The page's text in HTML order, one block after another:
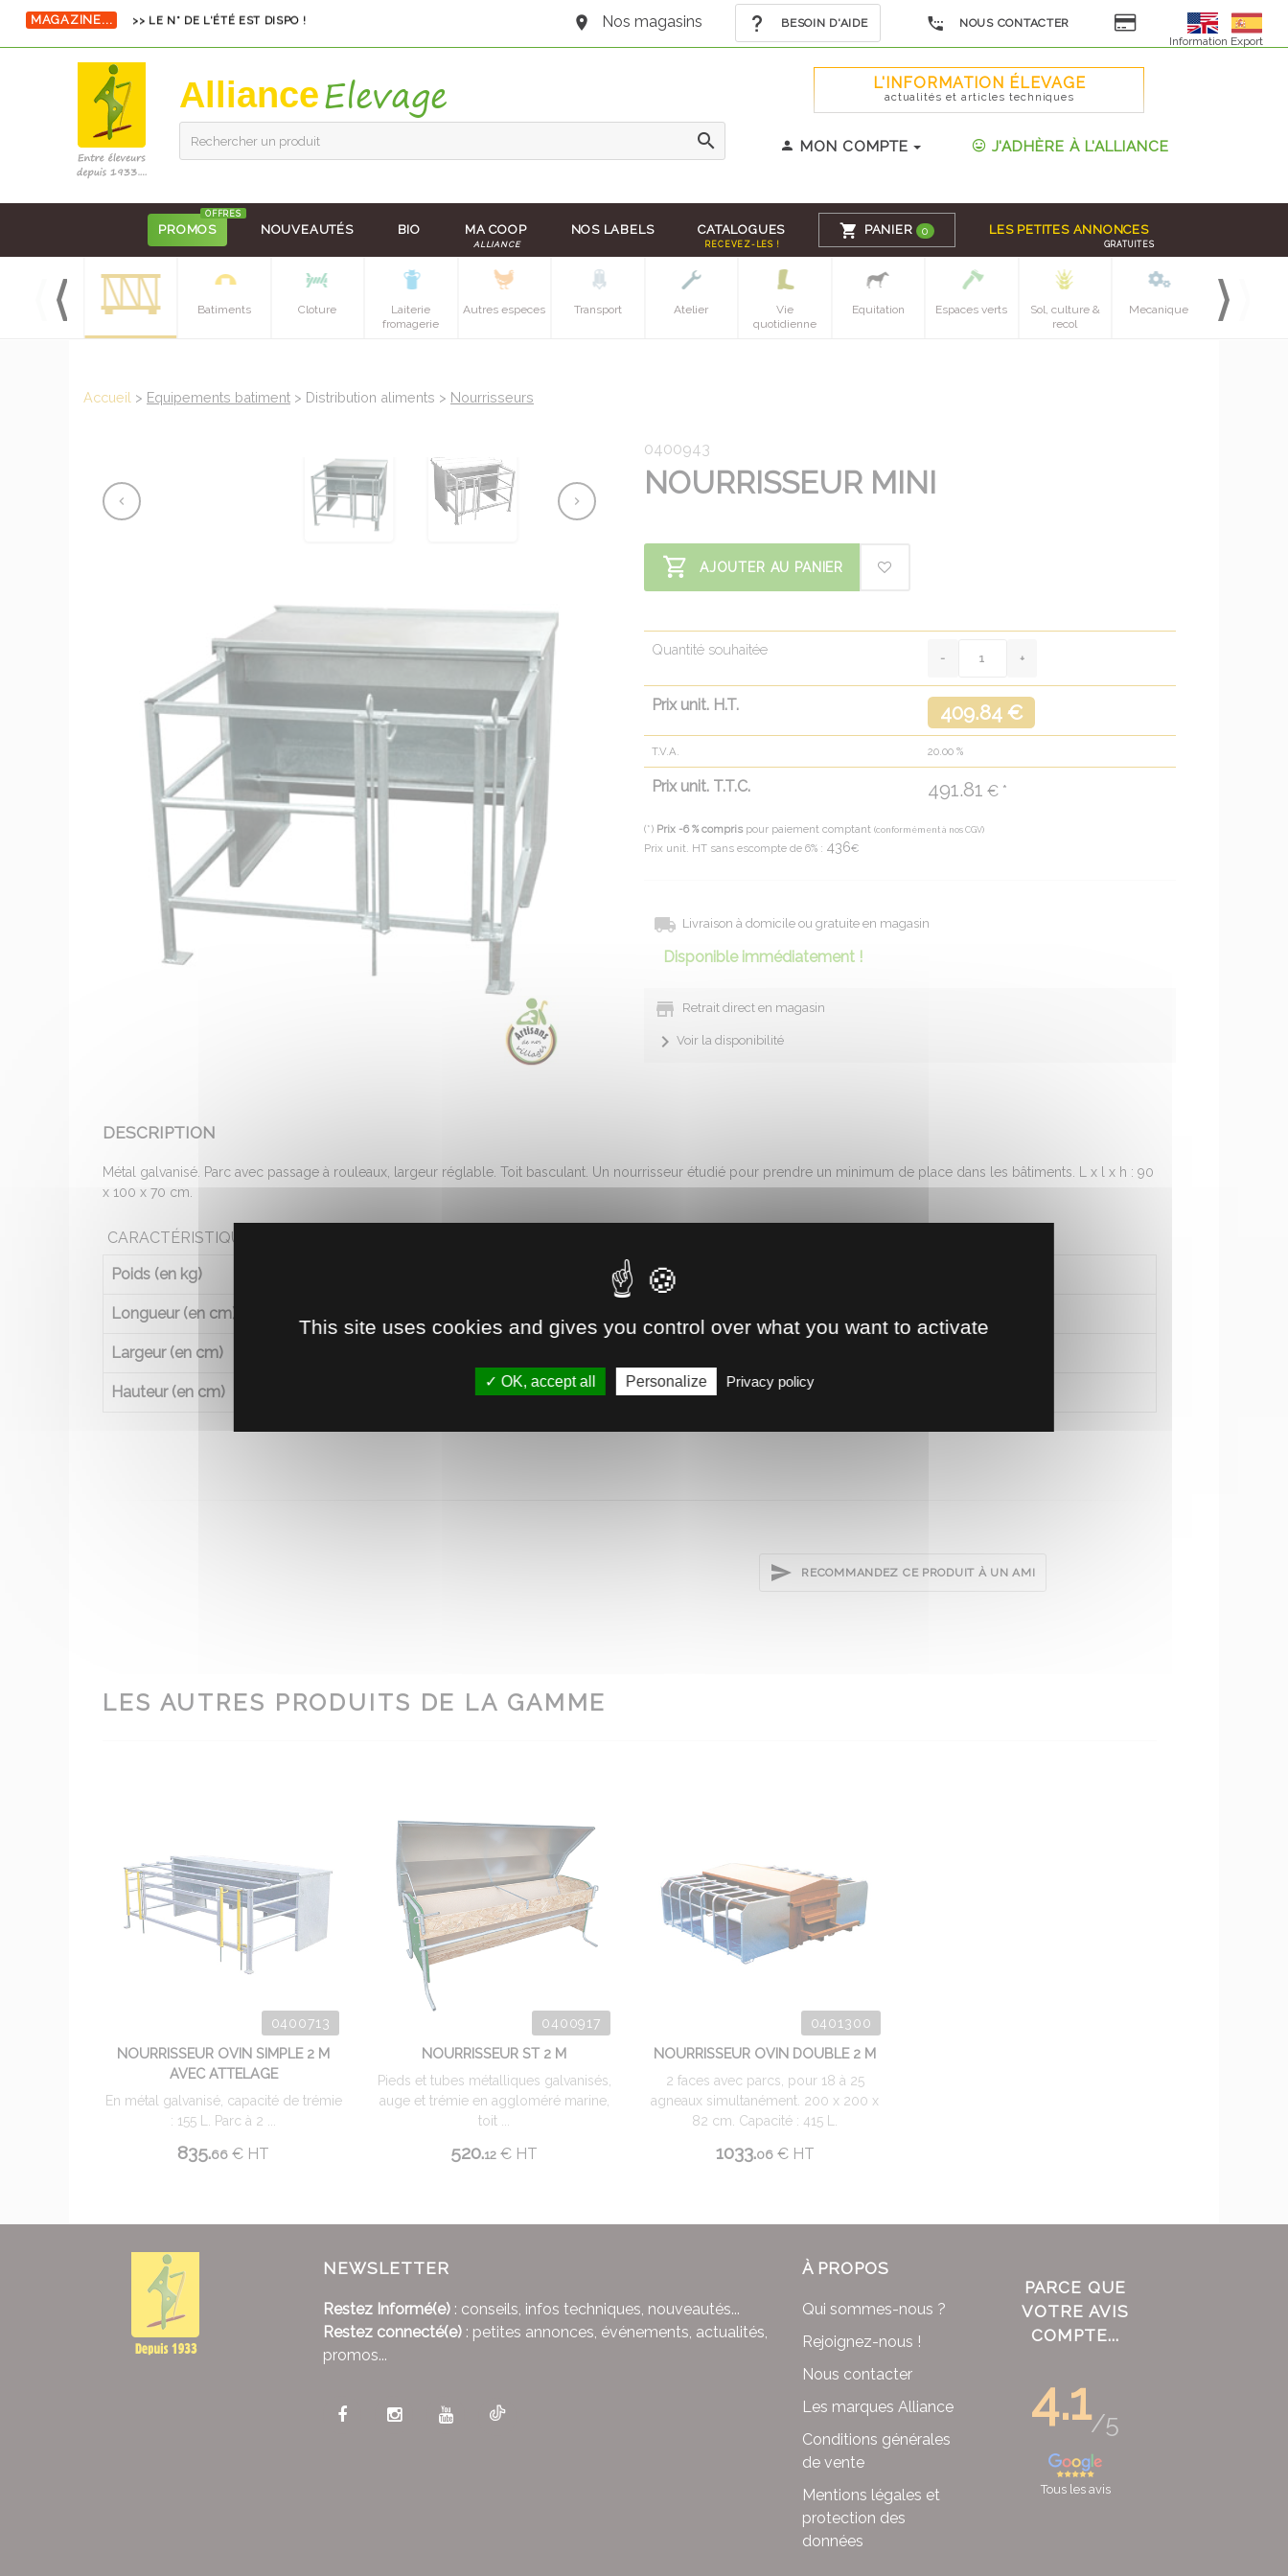
MAGAZINE... >> LE N° DE L'ÉTÉ EST DISPO ! Nos magasins BESOIN D'AIDE
NOUS CONTACTER
Information Export
Alliance
Rechercher un produit
L'INFORMATION ÉLEVAGE
actualités et articles techniques
MON COMPTE J'ADHÈRE À L'ALLIANCE
PROMOS
OFFRES
NOUVEAUTÉS BIO MA COOP
ALLIANCE
NOS LABELS CATALOGUES
RECEVEZ-LES !
PANIER 0 LES PETITES ANNONCES
GRATUITES
Hygiene et
Batiments Cloture
Laiterie
fromagerie
Autres especes Transport Atelier
Vie
quotidienne
Equitation Espaces verts
Sol, culture &
recol
Mecanique
Accueil > Equipements batiment > Distribution aliments > Nourrisseurs
0400943
NOURRISSEUR MINI
AJOUTER AU PANIER
Quantité souhaitée
Prix unit. H.T. 409.84 €
T.V.A. 20.00 %
Prix unit. T.T.C. 491.81 € *
(*) Prix -6 % compris pour paiement comptant (conformément à nos CGV)
Prix unit. HT sans escompte de 6% : 436€
Livraison à domicile ou gratuite en magasin
Disponible immédiatement !
Retrait direct en magasin
Voir la disponibilité
DESCRIPTION
Métal galvanisé. Parc avec passage à rouleaux, largeur réglable. Toit basculant. Un nourrisseur étudié pour prendre un minimum de place dans les bâtiments. L x l x h : 90
x 100 x 70 cm.
CARACTÉRISTIQUES
Poids (en kg)
Longueur (en cm)
Largeur (en cm)
Hauteur (en cm)
RECOMMANDEZ CE PRODUIT À UN AMI
LES AUTRES PRODUITS DE LA GAMME
0400713
NOURRISSEUR OVIN SIMPLE 2 M
AVEC ATTELAGE
En métal galvanisé, capacité de trémie
: 155 L. Parc à 2 ...
835.66 € HT
0400917
NOURRISSEUR ST 2 M
Pieds et tubes métalliques galvanisés,
auge et trémie en aggloméré marine,
toit ...
520.12 € HT
0401300
NOURRISSEUR OVIN DOUBLE 2 M
2 faces avec parcs, pour 18 à 25
agneaux simultanément. 200 x 200 x
82 cm. Capacité : 415 L.
1033.06 €HT
À PROPOS
Qui sommes-nous ?
Rejoignez-nous !
Nous contacter
Les marques Alliance
Conditions générales
de vente
Mentions légales et
protection des
données
PARCE QUE
VOTRE AVIS
COMPTE...
4.1/5
Tous les avis
NEWSLETTER
Restez Informé(e) : conseils, infos techniques, nouveautés...
Restez connecté(e) : petites annonces, événements, actualités,
promos...
This site uses cookies and gives you control over what you want to activate
OK, accept all Personalize Privacy policy